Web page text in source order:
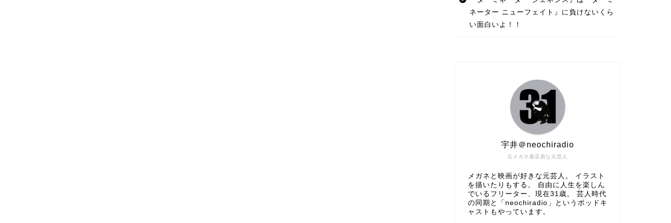
ネーター ニューフェイト』に負けないくら
い面白いよ！！
元メガネ屋店員な元芸人
宇井＠neochiradio
メガネと映画が好きな元芸人。 イラスト
を描いたりもする。 自由に人生を楽しん
でいるフリーター、現在31歳。 芸人時代
の同期と「neochiradio」というポッドキ
ャストもやっています。